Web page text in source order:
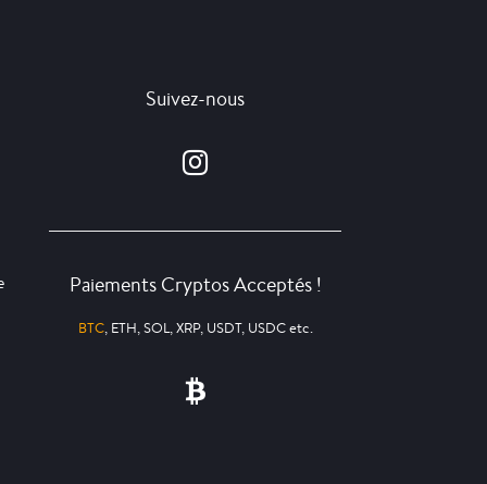
Suivez-nous
Paiements Cryptos Acceptés !
BTC, ETH, SOL, XRP, USDT, USDC etc.